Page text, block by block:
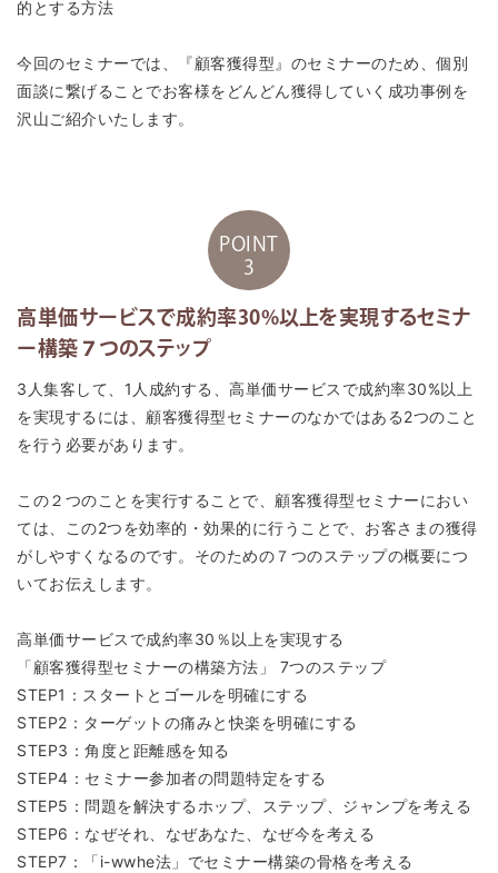
的とする方法
今回のセミナーでは、『顧客獲得型』のセミナーのため、個別
面談に繋げることでお客様をどんどん獲得していく成功事例を
沢山ご紹介いたします。
POINT
3
高単価サービスで成約率30%以上を実現するセミナ
ー構築７つのステップ
3人集客して、1人成約する、高単価サービスで成約率30%以上
を実現するには、顧客獲得型セミナーのなかではある2つのこと
を行う必要があります。
この２つのことを実行することで、顧客獲得型セミナーにおい
ては、この2つを効率的・効果的に行うことで、お客さまの獲得
がしやすくなるのです。そのための７つのステップの概要につ
いてお伝えします。
高単価サービスで成約率30％以上を実現する
「顧客獲得型セミナーの構築方法」 7つのステップ
STEP1：スタートとゴールを明確にする
STEP2：ターゲットの痛みと快楽を明確にする
STEP3：角度と距離感を知る
STEP4：セミナー参加者の問題特定をする
STEP5：問題を解決するホップ、ステップ、ジャンプを考える
STEP6：なぜそれ、なぜあなた、なぜ今を考える
STEP7：「i-wwhe法」でセミナー構築の骨格を考える